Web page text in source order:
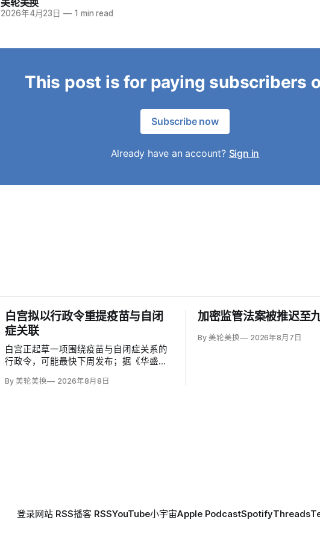
2026年4月23日 — 1 min read
This post is for paying subscribers
Subscribe now
Already have an account? Sign in
白宫拟以行政令重提疫苗与自闭
症关联
白宫正起草一项围绕疫苗与自闭症关系的
行政令，可能最快下周发布；据《华盛顿
接种计划、自闭症研究和家长选择权，内
By 美轮美换 2026年8月8日
加密监管法案被推迟至
By 美轮美换 2026年8月7日
登录网站 RSS播客 RSSYouTube小宇宙Apple PodcastSpotifyThreads